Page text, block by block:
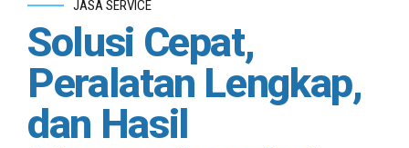
JASA SERVICE
Solusi Cepat,
Peralatan Lengkap,
dan Hasil